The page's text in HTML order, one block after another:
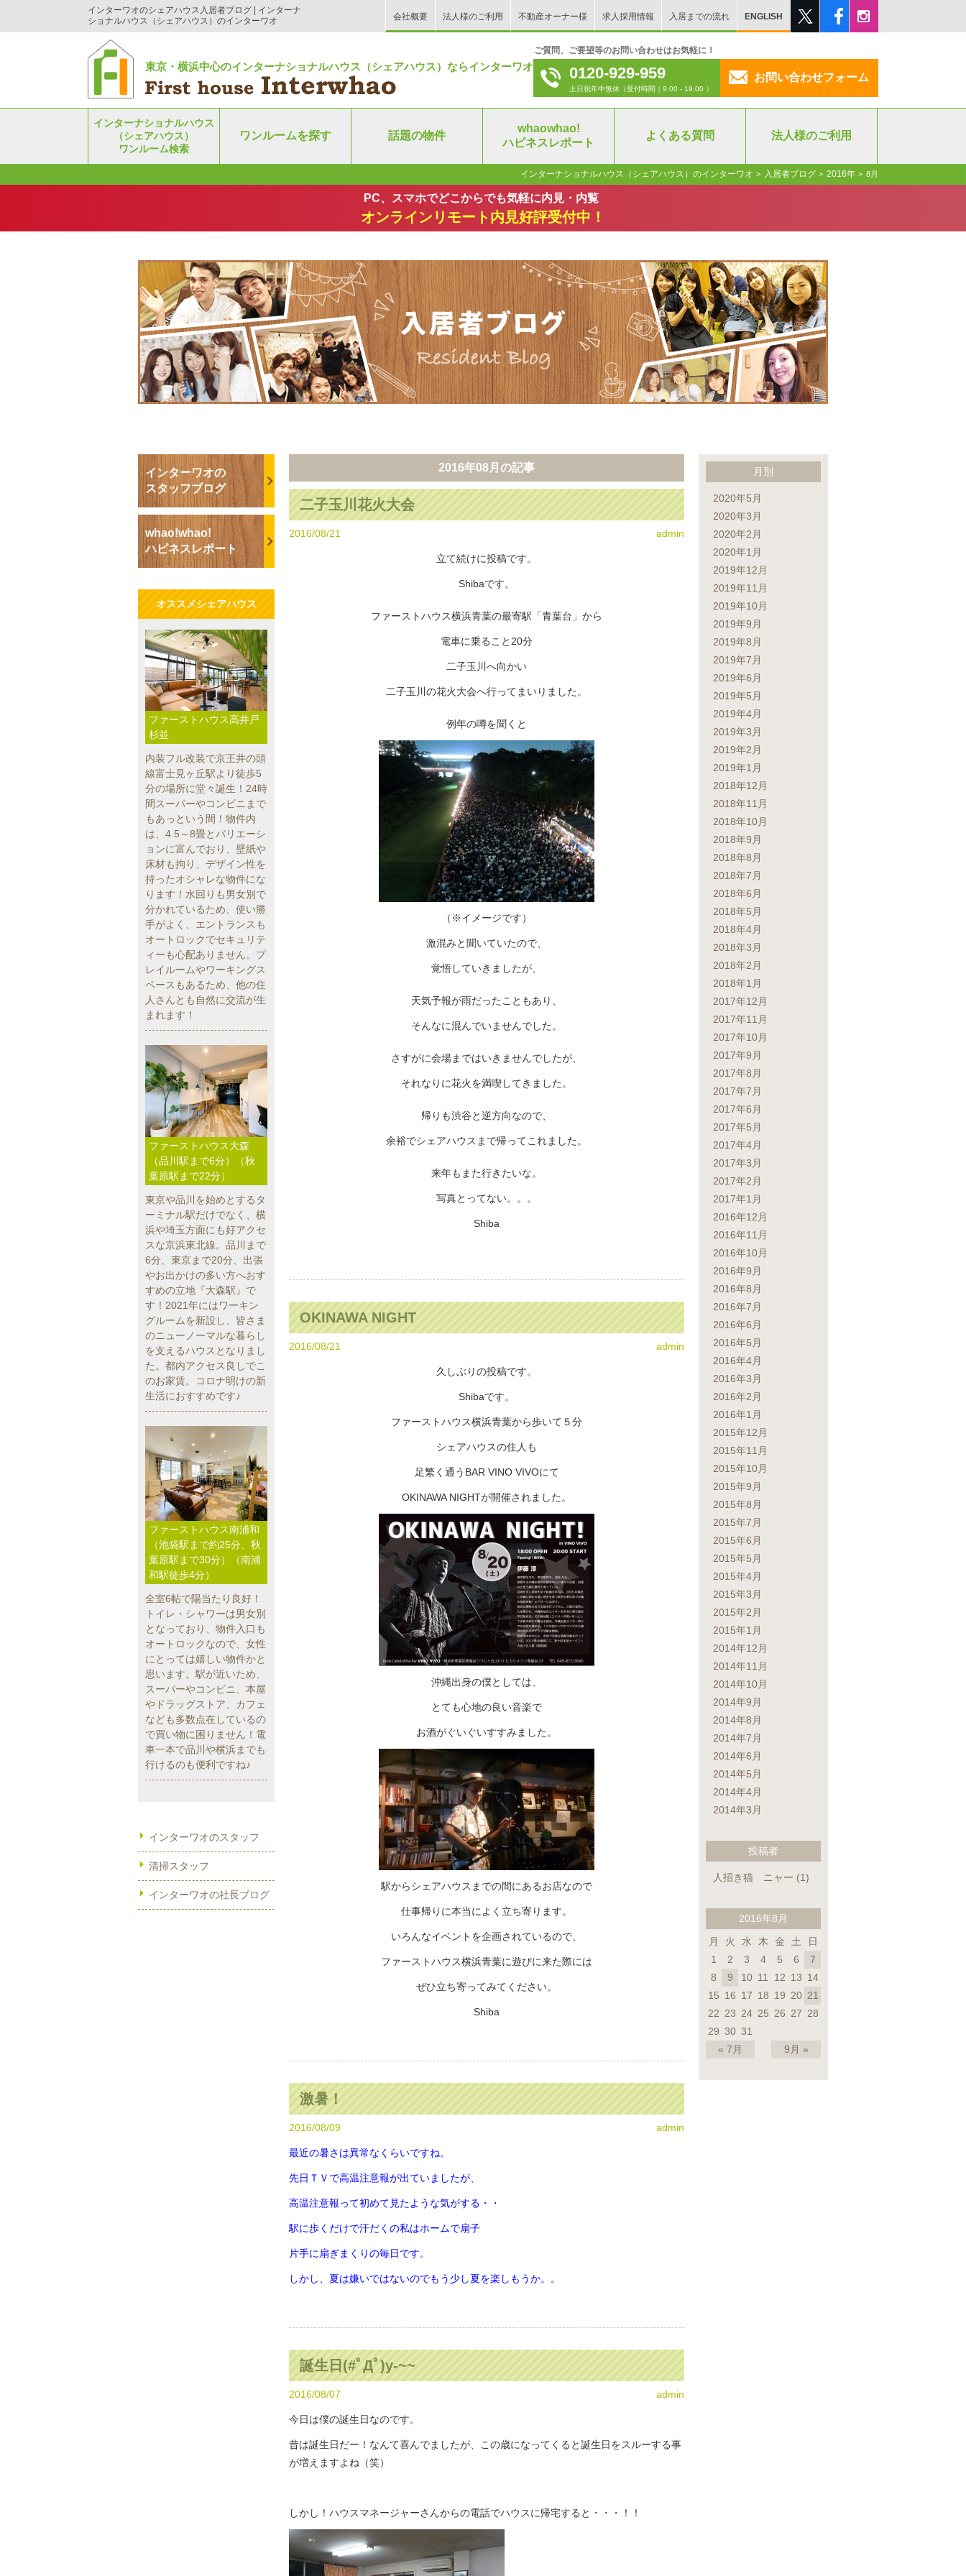
インターワオのシェアハウス入居者ブログ | インターナ
ショナルハウス（シェアハウス）のインターワオ
会社概要 法人様のご利用 不動産オーナー様 求人採用情報 入居までの流れ ENGLISH
東京・横浜中心のインターナショナルハウス（シェアハウス）ならインターワオ！
ご質問、ご要望等のお問い合わせはお気軽に！
0120-929-959
土日祝年中無休（受付時間｜9:00 - 19:00 ）
お問い合わせフォーム
インターナショナルハウス
（シェアハウス）
ワンルーム検索
ワンルームを探す 話題の物件
whaowhao!
ハピネスレポート
よくある質問 法人様のご利用
インターナショナルハウス（シェアハウス）のインターワオ > 入居者ブログ > 2016年 > 8月
PC、スマホでどこからでも気軽に内見・内覧
オンラインリモート内見好評受付中！
インターワオの
スタッフブログ
whao!whao!
ハピネスレポート
オススメシェアハウス
ファーストハウス高井戸
杉並
内装フル改装で京王井の頭
線富士見ヶ丘駅より徒歩5
分の場所に堂々誕生！24時
間スーパーやコンビニまで
もあっという間！物件内
は、4.5～8畳とバリエーシ
ョンに富んでおり、壁紙や
床材も拘り、デザイン性を
持ったオシャレな物件にな
ります！水回りも男女別で
分かれているため、使い勝
手がよく、エントランスも
オートロックでセキュリテ
ィーも心配ありません。プ
レイルームやワーキングス
ペースもあるため、他の住
人さんとも自然に交流が生
まれます！
ファーストハウス大森
（品川駅まで6分）（秋
葉原駅まで22分）
東京や品川を始めとするタ
ーミナル駅だけでなく、横
浜や埼玉方面にも好アクセ
スな京浜東北線。品川まで
6分、東京まで20分、出張
やお出かけの多い方へおす
すめの立地『大森駅』で
す！2021年にはワーキン
グルームを新設し、皆さま
のニューノーマルな暮らし
を支えるハウスとなりまし
た。都内アクセス良しでこ
のお家賃。コロナ明けの新
生活におすすめです♪
ファーストハウス南浦和
（池袋駅まで約25分、秋
葉原駅まで30分）（南浦
和駅徒歩4分）
全室6帖で陽当たり良好！
トイレ・シャワーは男女別
となっており、物件入口も
オートロックなので、女性
にとっては嬉しい物件かと
思います。駅が近いため、
スーパーやコンビニ、本屋
やドラッグストア、カフェ
なども多数点在しているの
で買い物に困りません！電
車一本で品川や横浜までも
行けるのも便利ですね♪
インターワオのスタッフ
清掃スタッフ
インターワオの社長ブログ
2016年08月 の記事
二子玉川花火大会
2016/08/21 admin
立て続けに投稿です。
Shibaです。
ファーストハウス横浜青葉の最寄駅「青葉台」から
電車に乗ること20分
二子玉川へ向かい
二子玉川の花火大会へ行ってまいりました。
例年の噂を聞くと
（※イメージです）
激混みと聞いていたので、
覚悟していきましたが、
天気予報が雨だったこともあり、
そんなに混んでいませんでした。
さすがに会場まではいきませんでしたが、
それなりに花火を満喫してきました。
帰りも渋谷と逆方向なので、
余裕でシェアハウスまで帰ってこれました。
来年もまた行きたいな。
写真とってない。。。
Shiba
OKINAWA NIGHT
2016/08/21 admin
久しぶりの投稿です。
Shibaです。
ファーストハウス横浜青葉から歩いて５分
シェアハウスの住人も
足繁く通うBAR VINO VIVOにて
OKINAWA NIGHTが開催されました。
沖縄出身の僕としては、
とても心地の良い音楽で
お酒がぐいぐいすすみました。
駅からシェアハウスまでの間にあるお店なので
仕事帰りに本当によく立ち寄ります。
いろんなイベントを企画されているので、
ファーストハウス横浜青葉に遊びに来た際には
ぜひ立ち寄ってみてください。
Shiba
激暑！
2016/08/09 admin
最近の暑さは異常なくらいですね。
先日ＴＶで高温注意報が出ていましたが、
高温注意報って初めて見たような気がする・・
駅に歩くだけで汗だくの私はホームで扇子
片手に扇ぎまくりの毎日です。
しかし、夏は嫌いではないのでもう少し夏を楽しもうか。。
誕生日(#ﾟДﾟ)y-~~
2016/08/07 admin
今日は僕の誕生日なのです。
昔は誕生日だー！なんて喜んでましたが、この歳になってくると誕生日をスルーする事
が増えますよね（笑）
しかし！ハウスマネージャーさんからの電話でハウスに帰宅すると・・・！！
月別
2020年5月
2020年3月
2020年2月
2020年1月
2019年12月
2019年11月
2019年10月
2019年9月
2019年8月
2019年7月
2019年6月
2019年5月
2019年4月
2019年3月
2019年2月
2019年1月
2018年12月
2018年11月
2018年10月
2018年9月
2018年8月
2018年7月
2018年6月
2018年5月
2018年4月
2018年3月
2018年2月
2018年1月
2017年12月
2017年11月
2017年10月
2017年9月
2017年8月
2017年7月
2017年6月
2017年5月
2017年4月
2017年3月
2017年2月
2017年1月
2016年12月
2016年11月
2016年10月
2016年9月
2016年8月
2016年7月
2016年6月
2016年5月
2016年4月
2016年3月
2016年2月
2016年1月
2015年12月
2015年11月
2015年10月
2015年9月
2015年8月
2015年7月
2015年6月
2015年5月
2015年4月
2015年3月
2015年2月
2015年1月
2014年12月
2014年11月
2014年10月
2014年9月
2014年8月
2014年7月
2014年6月
2014年5月
2014年4月
2014年3月
投稿者
人招き猫 ニャー (1)
2016年8月
月
火 水 木 金 土 日
« 7月 9月 »
1 2 3 4 5 6
7
8
9 10 11 12 13 14
15 16 17 18 19 20 21
22 23 24 25 26 27 28
29 30 31